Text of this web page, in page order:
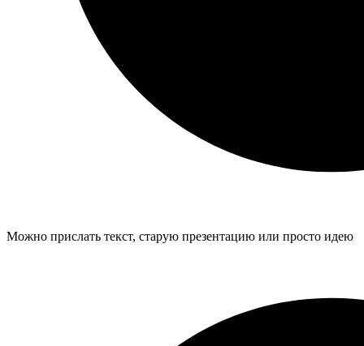
Можно прислать текст, старую презентацию или просто идею